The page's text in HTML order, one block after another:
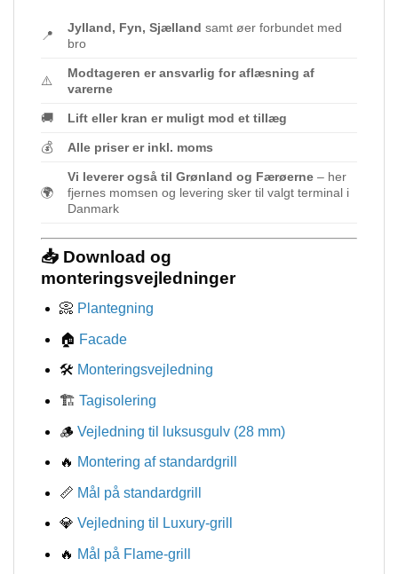
📍
Jylland, Fyn, Sjælland samt øer forbundet med
bro
⚠️
Modtageren er ansvarlig for aflæsning af
varerne
🚚 Lift eller kran er muligt mod et tillæg
💰 Alle priser er inkl. moms
🌍
Vi leverer også til Grønland og Færøerne – her
fjernes momsen og levering sker til valgt terminal i
Danmark
📥 Download og
monteringsvejledninger
📀 Plantegning
🏠 Facade
🛠️ Monteringsvejledning
🏗️ Tagisolering
🪵 Vejledning til luksusgulv (28 mm)
🔥 Montering af standardgrill
📏 Mål på standardgrill
💎 Vejledning til Luxury-grill
🔥 Mål på Flame-grill